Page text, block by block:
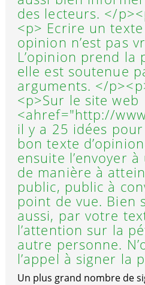
des lecteurs. </
<p> Ecrire un
opinion n’est pas
L’opinion prend la
elle est soutenue
arguments. </
<p>Sur le site web
<ahref="http://
il y a 25 idées pour
bon texte
ensuite l’envoyer
de manière à
public, public à
point de vue. Bien
aussi, par votre
l’attention sur la
autre personne.
l’appel à signer la
Un plus grand nombre de